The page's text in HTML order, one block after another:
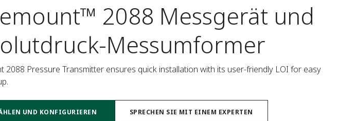
2088 Messgerät und
Messumformer
2088 Pressure Transmitter ensures quick installation with its user-friendly LOI for easy
UND KONFIGURIEREN SPRECHEN SIE MIT EINEM EXPERTEN